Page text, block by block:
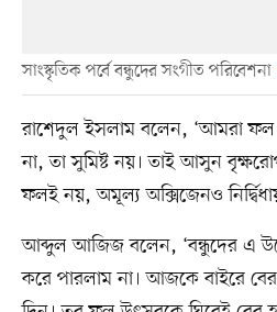
সাংস্কৃতিক পর্বে বন্ধুদের সংগীত পরিবেশনা
রাশেদুল ইসলাম বলেন, ‘আমরা ফল
না, তা সুমিষ্ট নয়। তাই আসুন
ফলই নয়, অমূল্য অক্সিজেনও
আব্দুল আজিজ বলেন, ‘বন্ধুদের এ
করে পারলাম না। আজকে বাইরে